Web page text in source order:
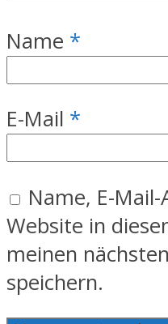
Name *
E-Mail *
Name, E-
Website in
meinen
speichern.